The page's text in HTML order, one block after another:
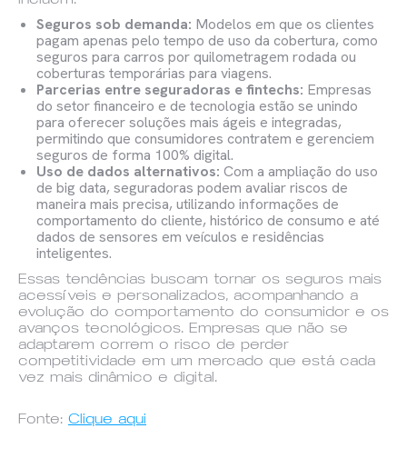
Seguros sob demanda: Modelos em que os clientes
pagam apenas pelo tempo de uso da cobertura, como
seguros para carros por quilometragem rodada ou
coberturas temporárias para viagens.
Parcerias entre seguradoras e fintechs: Empresas
do setor financeiro e de tecnologia estão se unindo
para oferecer soluções mais ágeis e integradas,
permitindo que consumidores contratem e gerenciem
seguros de forma 100% digital.
Uso de dados alternativos: Com a ampliação do uso
de big data, seguradoras podem avaliar riscos de
maneira mais precisa, utilizando informações de
comportamento do cliente, histórico de consumo e até
dados de sensores em veículos e residências
inteligentes.
Essas tendências buscam tornar os seguros mais
acessíveis e personalizados, acompanhando a
evolução do comportamento do consumidor e os
avanços tecnológicos. Empresas que não se
adaptarem correm o risco de perder
competitividade em um mercado que está cada
vez mais dinâmico e digital.
Fonte: Clique aqui